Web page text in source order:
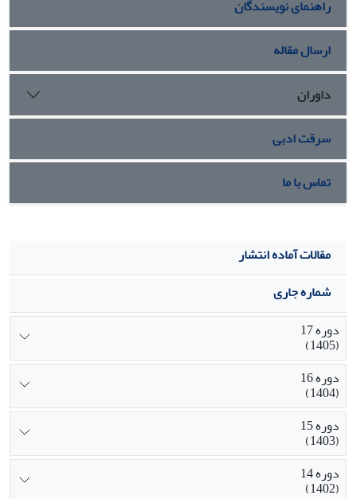
راهنمای نویسندگان
ارسال مقاله
داوران
سرقت ادبی
تماس با ما
مقالات آماده انتشار
شماره جاری
دوره 17
(1405)
دوره 16
(1404)
دوره 15
(1403)
دوره 14
(1402)